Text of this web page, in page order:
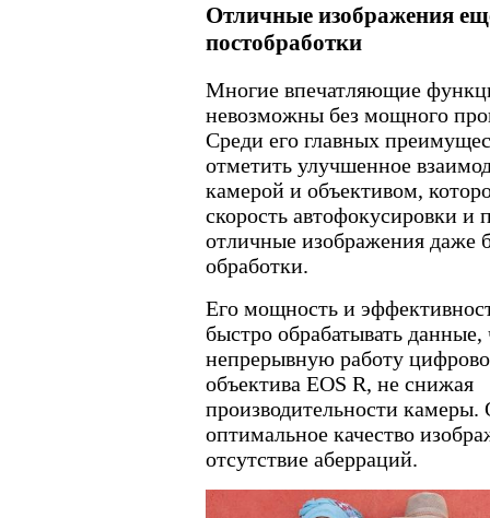
Отличные изображения
постобработки
Многие впечатляющие
невозможны без мощного
Среди его главных
отметить улучшенное
камерой и объективом,
скорость автофокусировки и
отличные изображения даже
обработки.
Его мощность и
быстро обрабатывать данные,
непрерывную работу
объектива EOS R, не снижая
производительности камеры.
оптимальное качество
отсутствие аберраций.